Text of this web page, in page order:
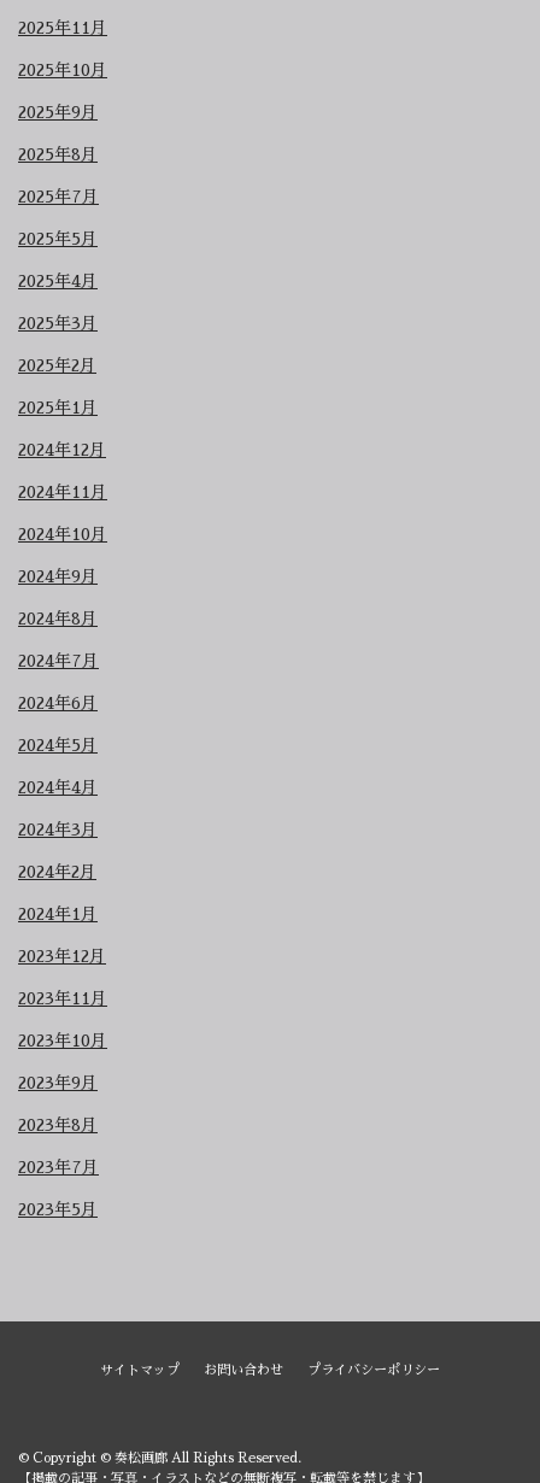
2025年11月
2025年10月
2025年9月
2025年8月
2025年7月
2025年5月
2025年4月
2025年3月
2025年2月
2025年1月
2024年12月
2024年11月
2024年10月
2024年9月
2024年8月
2024年7月
2024年6月
2024年5月
2024年4月
2024年3月
2024年2月
2024年1月
2023年12月
2023年11月
2023年10月
2023年9月
2023年8月
2023年7月
2023年5月
サイトマップ お問い合わせ プライバシーポリシー
© Copyright © 奏松画廊 All Rights Reserved.
【掲載の記事・写真・イラストなどの無断複写・転載等を禁じます】